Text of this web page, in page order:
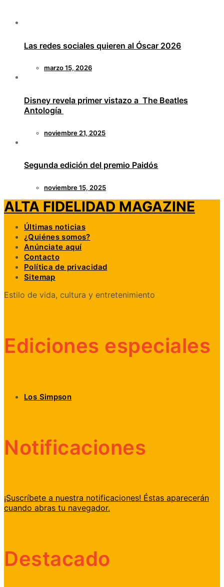
Las redes sociales quieren al Óscar 2026
marzo 15, 2026
Disney revela primer vistazo a The Beatles
Antología
noviembre 21, 2025
Segunda edición del premio Paidós
noviembre 15, 2025
ALTA FIDELIDAD MAGAZINE
Últimas noticias
¿Quiénes somos?
Anúnciate aquí
Contacto
Política de privacidad
Sitemap
Estilo de vida, cultura y entretenimiento
Ediciones especiales
Los Simpson
Notificaciones
¡Suscríbete a nuestra notificaciones! Éstas aparecerán
cuando abras tu navegador.
Destacado